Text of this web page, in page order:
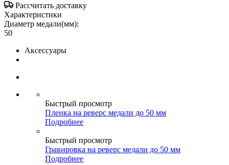
Рассчитать доставку
Характеристики
Диаметр медали(мм):
50
Аксессуары
Быстрый просмотр
Пленка на реверс медали до 50 мм
Подробнее
Быстрый просмотр
Гравировка на реверс медали до 50 мм
Подробнее